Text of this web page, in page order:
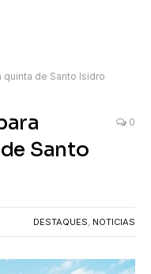
quinta de Santo Isidro
Santo
0
DESTAQUES, NOTICIAS